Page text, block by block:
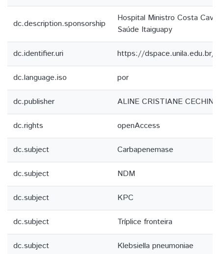
dc.description.sponsorship
Hospital Ministro Costa
Saúde Itaiguapy
dc.identifier.uri https://dspace.unila.edu.br/
dc.language.iso por
dc.publisher ALINE CRISTIANE
dc.rights openAccess
dc.subject Carbapenemase
dc.subject NDM
dc.subject KPC
dc.subject Tríplice fronteira
dc.subject Klebsiella pneumoniae